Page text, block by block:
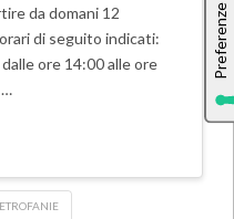
da domani 12
di seguito indicati:
ore 14:00 alle ore
…